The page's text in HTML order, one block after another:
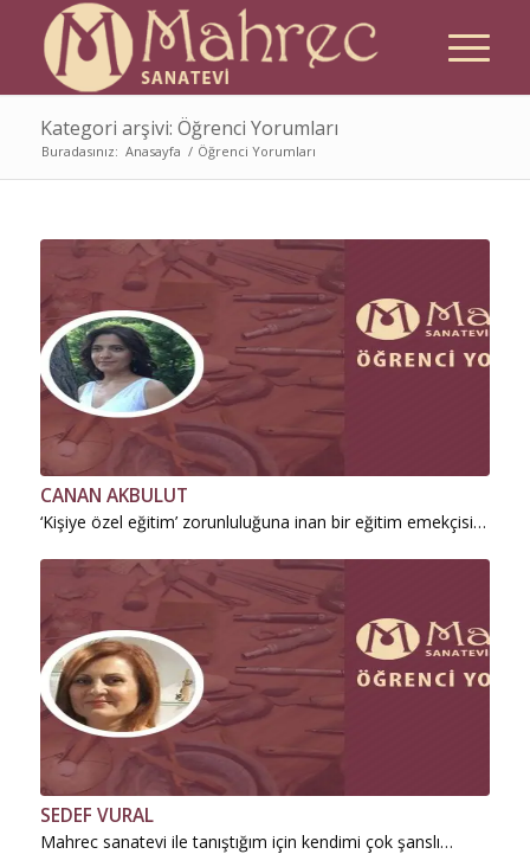
Kategori arşivi: Öğrenci Yorumları
Buradasınız: Anasayfa / Öğrenci Yorumları
CANAN AKBULUT
‘Kişiye özel eğitim’ zorunluluğuna inan bir eğitim emekçisi…
SEDEF VURAL
Mahrec sanatevi ile tanıştığım için kendimi çok şanslı…